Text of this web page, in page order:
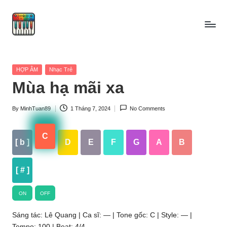
Skip
Posted
HỢP ÂM Nhạc Trẻ
Mùa hạ mãi xa
Posted
By MinhTuan89 1 Tháng 7, 2024 No Comments
[ b ]
C
D E F G A B
[ # ]
ON OFF
Sáng tác: Lê Quang | Ca sĩ: — | Tone gốc: C | Style: — |